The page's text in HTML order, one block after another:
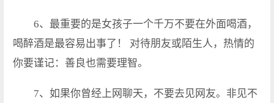
6、最重要的是女孩子一个千万不要在外面喝酒，
喝醉酒是最容易出事了！ 对待朋友或陌生人，热情的
你要谨记：善良也需要理智。
7、如果你曾经上网聊天，不要去见网友。非见不